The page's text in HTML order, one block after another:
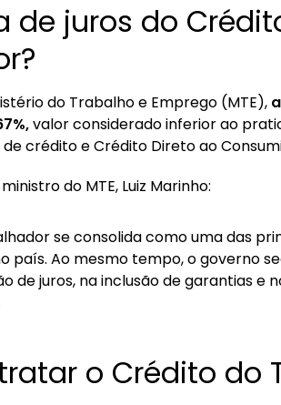
de juros do
do Trabalho e Emprego (MTE),
valor considerado inferior ao
crédito e Crédito Direto ao
do MTE, Luiz Marinho:
se consolida como uma das
país. Ao mesmo tempo, o governo
de juros, na inclusão de garantias
o Crédito do